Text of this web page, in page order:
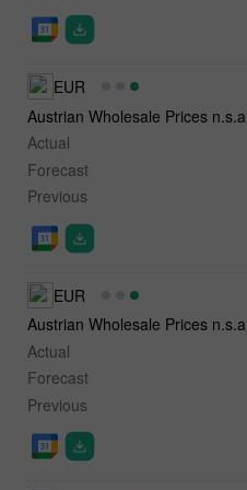
EUR
Austrian Wholesale Prices n.s.a
Actual
Forecast
Previous
EUR
Austrian Wholesale Prices n.s.a
Actual
Forecast
Previous